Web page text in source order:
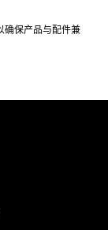
确保产品与配件兼